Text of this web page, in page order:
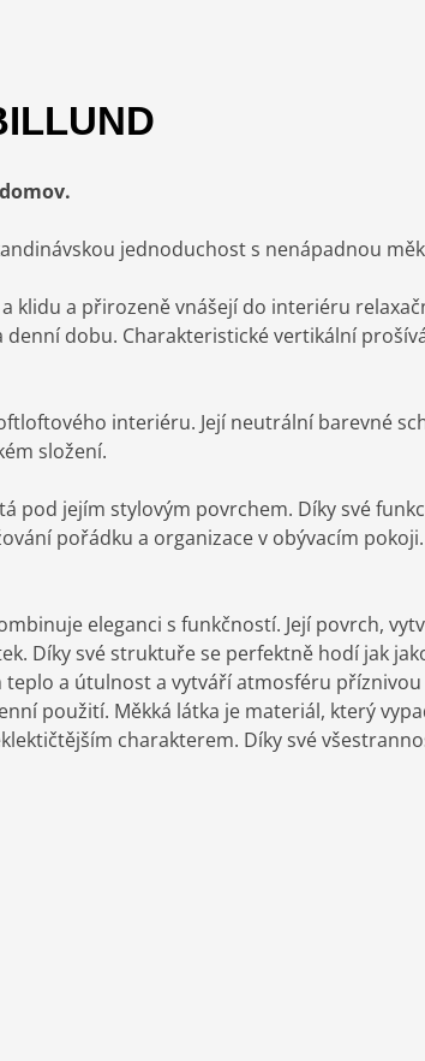
jednoduchost s nenápadnou
klidu a přirozeně vnášejí do interiéru
dobu. Charakteristické vertikální
interiéru. Její neutrální barevné
složení.
pod jejím stylovým povrchem. Díky své
pořádku a organizace v obývacím
eleganci s funkčností. Její povrch,
Díky své struktuře se perfektně hodí jak
a útulnost a vytváří atmosféru
použití. Měkká látka je materiál, který
charakterem. Díky své